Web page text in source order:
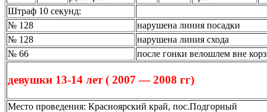
Штраф 10 секунд:
№ 128
нарушена линия посадки
№ 128
нарушена линия схода
№ 66
после гонки велошлем вне
девушки 13-14 лет ( 2007 — 2008 гг)
Место проведения: Красноярский край, пос.Подгорный